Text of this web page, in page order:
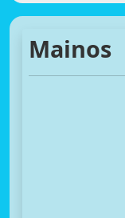
Mainos